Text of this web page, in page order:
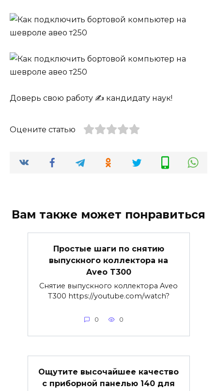
Доверь свою работу ✍️ кандидату наук!
Оцените статью
Вам также может понравиться
Простые шаги по снятию
выпускного коллектора на
Aveo T300
Снятие выпускного коллектора Aveo
T300 https://youtube.com/watch?
0 0
Ощутите высочайшее качество
с приборной панелью 140 для